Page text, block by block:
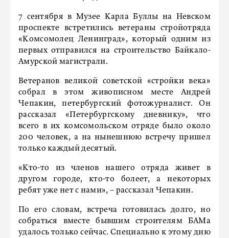
7 сентября в Музее Карла Буллы на Невском
проспекте встретились ветераны стройотряда
«Комсомолец Ленинград», который одним из
первых отправился на строительство Байкало-
Амурской магистрали.
Ветеранов великой советской «стройки века»
собрал в этом живописном месте Андрей
Чепакин, петербургский фотожурналист. Он
рассказал «Петербургскому дневнику», что
всего в их комсомольском отряде было около
200 человек, а на нынешнюю встречу пришел
только каждый десятый.
«Кто-то из членов нашего отряда живет в
другом городе, кто-то болеет, а некоторых
ребят уже нет с нами», – рассказал Чепакин.
По его словам, встреча готовилась долго, но
собраться вместе бывшим строителям БАМа
удалось только сейчас. Специально к этому дню